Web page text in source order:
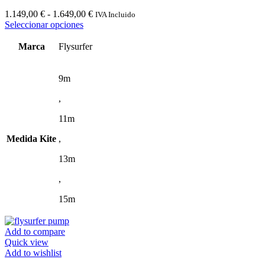
1.149,00 € - 1.649,00 €Rango
desde
IVA Incluido
Seleccionar opcionesEste
tiene
Marca Flysurfer
Medida Kite
9m
,
11m
,
13m
,
15m
Add to compare
Quick view
Add to wishlist